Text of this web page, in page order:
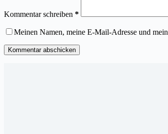
Kommentar schreiben *
Meinen Namen, meine E-Mail-Adresse und
Kommentar abschicken